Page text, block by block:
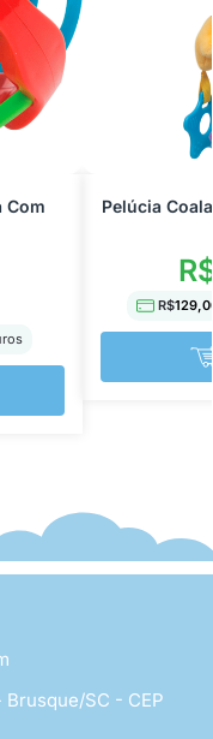
Com
Pelúcia
R$
SC - CEP